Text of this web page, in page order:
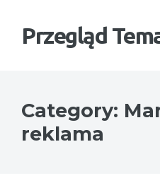
Przegląd
Category:
reklama